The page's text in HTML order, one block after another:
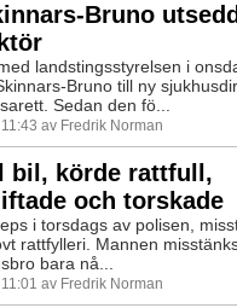
Bruno
landstingsstyrelsen i
Bruno till ny
Sedan den fö...
av Fredrik Norman
bil, körde rattfull,
och torskade
i torsdags av polisen,
rattfylleri. Mannen
bara nå...
av Fredrik Norman